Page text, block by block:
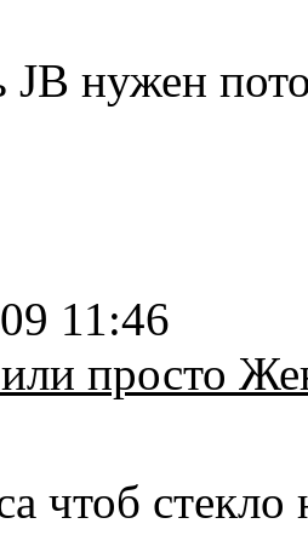
нужен
11:46
просто
чтоб стекло